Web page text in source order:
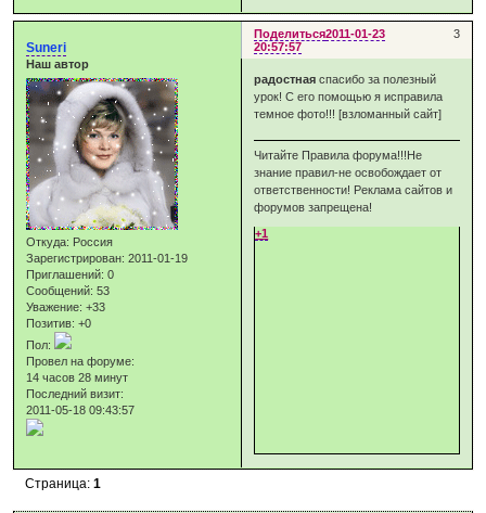
Поделиться 3
2011-01-23
20:57:57
Suneri
Наш автор
Откуда: Россия
Зарегистрирован: 2011-01-19
Приглашений: 0
Сообщений: 53
Уважение: +33
Позитив: +0
Пол:
Провел на форуме:
14 часов 28 минут
Последний визит:
2011-05-18 09:43:57
радостная спасибо за полезный
урок! С его помощью я исправила
темное фото!!! [взломанный сайт]
Читайте Правила форума!!!Не
знание правил-не освобождает от
ответственности! Реклама сайтов и
форумов запрещена!
+1
Страница:1